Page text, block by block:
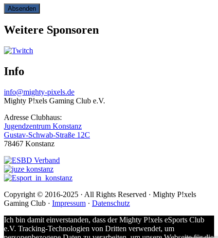
Weitere Sponsoren
Info
info@mighty-pixels.de
Mighty P!xels Gaming Club e.V.
Adresse Clubhaus:
Jugendzentrum Konstanz
Gustav-Schwab-Straße 12C
78467 Konstanz
Copyright © 2016-2025 · All Rights Reserved · Mighty P!xels
Gaming Club · Impressum · Datenschutz
Ich bin damit einverstanden, dass der Mighty P!xels eSports Club
e.V. Tracking-Technologien von Dritten verwendet, um